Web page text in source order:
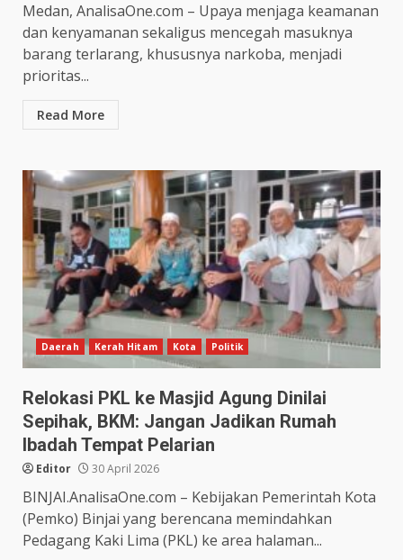
Medan, AnalisaOne.com – Upaya menjaga keamanan
dan kenyamanan sekaligus mencegah masuknya
barang terlarang, khususnya narkoba, menjadi
prioritas...
Read More
Daerah Kerah Hitam Kota Politik
Relokasi PKL ke Masjid Agung Dinilai
Sepihak, BKM: Jangan Jadikan Rumah
Ibadah Tempat Pelarian
Editor 30 April 2026
BINJAI.AnalisaOne.com – Kebijakan Pemerintah Kota
(Pemko) Binjai yang berencana memindahkan
Pedagang Kaki Lima (PKL) ke area halaman...